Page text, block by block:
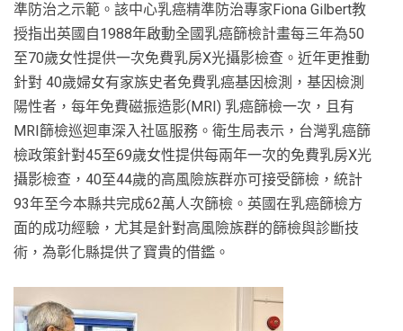
準防治之示範。該中心乳癌精準防治專家Fiona Gilbert教
授指出英國自1988年啟動全國乳癌篩檢計畫每三年為50
至70歲女性提供一次免費乳房X光攝影檢查。近年更推動
針對 40歲婦女有家族史者免費乳癌基因檢測，基因檢測
陽性者，每年免費磁振造影(MRI) 乳癌篩檢一次，且有
MRI篩檢巡迴車深入社區服務。衛生局表示，台灣乳癌篩
檢政策針對45至69歲女性提供每兩年一次的免費乳房X光
攝影檢查，40至44歲的高風險族群亦可接受篩檢，統計
93年至今本縣共完成62萬人次篩檢。英國在乳癌篩檢方
面的成功經驗，尤其是針對高風險族群的篩檢與診斷技
術，為彰化縣提供了寶貴的借鑑。